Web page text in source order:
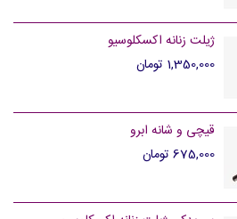
ژیلت زنانه اکسکلوسیو
1,350,000 تومان
قیچی و شانه ابرو
675,000 تومان